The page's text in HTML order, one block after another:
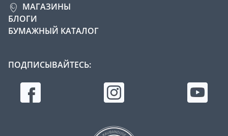
МАГАЗИНЫ
БЛОГИ
БУМАЖНЫЙ КАТАЛОГ
ПОДПИСЫВАЙТЕСЬ: